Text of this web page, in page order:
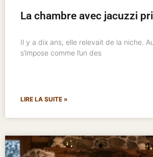
Il y a dix ans, elle relevait de la niche.
s’impose comme l’un des
LIRE LA SUITE »